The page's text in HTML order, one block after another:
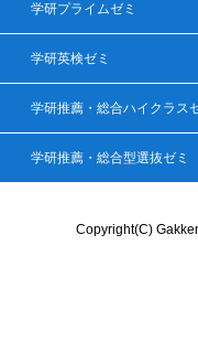
学研プライムゼミ
学研英検ゼミ
学研推薦・総合ハイクラス
学研推薦・総合型選抜ゼミ
Copyright(C)